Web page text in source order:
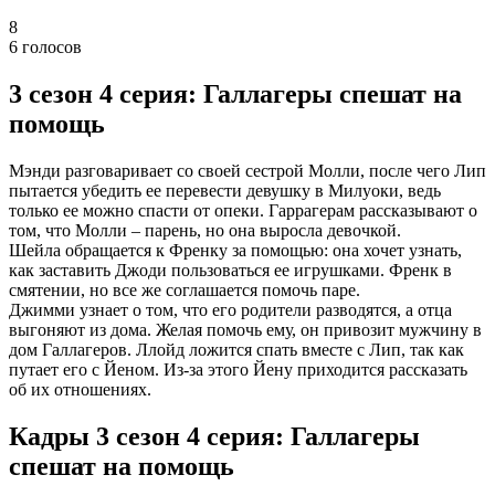
8
6 голосов
3 сезон 4 серия: Галлагеры спешат на
помощь
Мэнди разговаривает со своей сестрой Молли, после чего Лип
пытается убедить ее перевести девушку в Милуоки, ведь
только ее можно спасти от опеки. Гаррагерам рассказывают о
том, что Молли – парень, но она выросла девочкой.
Шейла обращается к Френку за помощью: она хочет узнать,
как заставить Джоди пользоваться ее игрушками. Френк в
смятении, но все же соглашается помочь паре.
Джимми узнает о том, что его родители разводятся, а отца
выгоняют из дома. Желая помочь ему, он привозит мужчину в
дом Галлагеров. Ллойд ложится спать вместе с Лип, так как
путает его с Йеном. Из-за этого Йену приходится рассказать
об их отношениях.
Кадры 3 сезон 4 серия: Галлагеры
спешат на помощь